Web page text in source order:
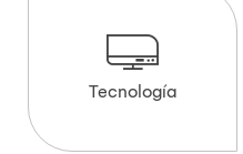
Tecnología